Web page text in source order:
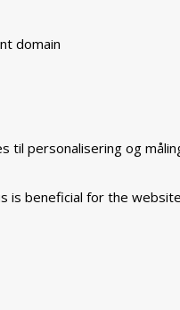
domain
til personalisering og
is beneficial for the